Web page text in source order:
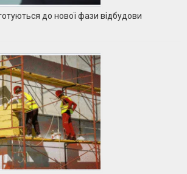
до нової фази відбудови